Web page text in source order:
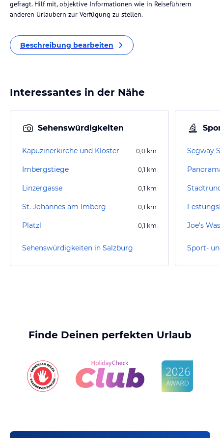
gefragt. Hilf mit, objektive Informationen wie in Reiseführern
anderen Urlaubern zur Verfügung zu stellen.
Beschreibung bearbeiten
Interessantes in der Nähe
Sehenswürdigkeiten
Kapuzinerkirche und Kloster 0,0 km
Imbergstiege 0,1 km
Linzergasse 0,1 km
St. Johannes am Imberg 0,1 km
Platzl 0,1 km
Sehenswürdigkeiten in Salzburg
Segway
Finde Deinen perfekten Urlaub